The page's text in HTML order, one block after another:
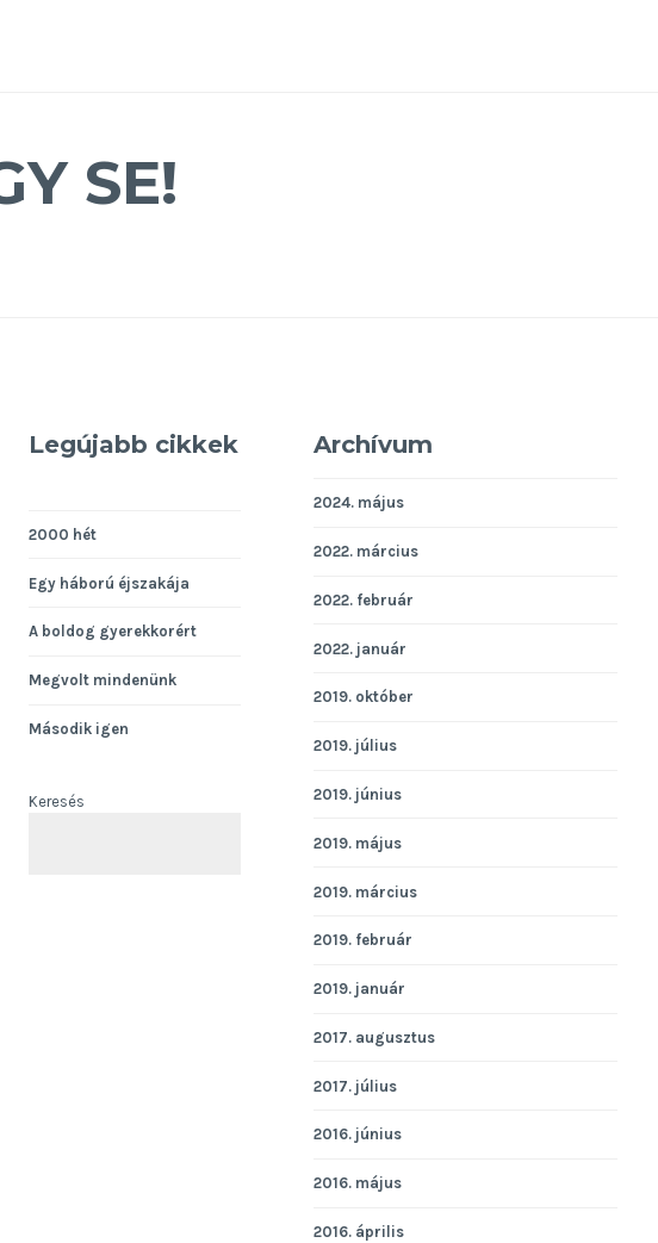
SE!
Legújabb cikkek
2000 hét
Egy háború éjszakája
A boldog gyerekkorért
Megvolt mindenünk
Második igen
Keresés
KERESÉS
Archívum
2024. május
2022. március
2022. február
2022. január
2019. október
2019. július
2019. június
2019. május
2019. március
2019. február
2019. január
2017. augusztus
2017. július
2016. június
2016. május
2016. április